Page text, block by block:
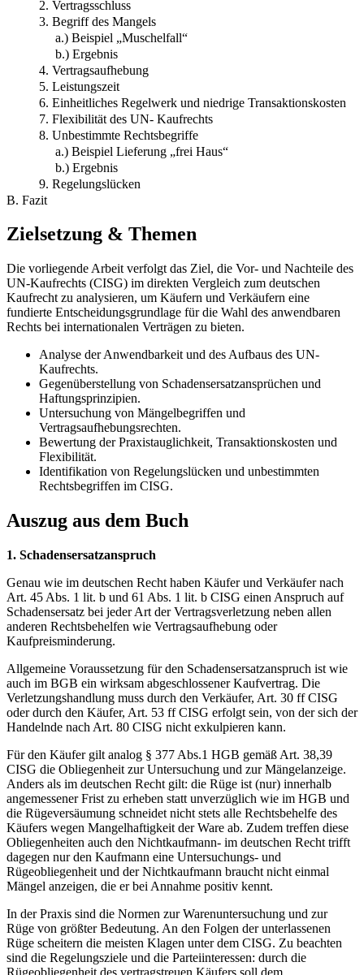
2. Vertragsschluss
3. Begriff des Mangels
a.) Beispiel „Muschelfall“
b.) Ergebnis
4. Vertragsaufhebung
5. Leistungszeit
6. Einheitliches Regelwerk und niedrige Transaktionskosten
7. Flexibilität des UN- Kaufrechts
8. Unbestimmte Rechtsbegriffe
a.) Beispiel Lieferung „frei Haus“
b.) Ergebnis
9. Regelungslücken
B. Fazit
Zielsetzung & Themen
Die vorliegende Arbeit verfolgt das Ziel, die Vor- und Nachteile des
UN-Kaufrechts (CISG) im direkten Vergleich zum deutschen
Kaufrecht zu analysieren, um Käufern und Verkäufern eine
fundierte Entscheidungsgrundlage für die Wahl des anwendbaren
Rechts bei internationalen Verträgen zu bieten.
Analyse der Anwendbarkeit und des Aufbaus des UN-
Kaufrechts.
Gegenüberstellung von Schadensersatzansprüchen und
Haftungsprinzipien.
Untersuchung von Mängelbegriffen und
Vertragsaufhebungsrechten.
Bewertung der Praxistauglichkeit, Transaktionskosten und
Flexibilität.
Identifikation von Regelungslücken und unbestimmten
Rechtsbegriffen im CISG.
Auszug aus dem Buch
1. Schadensersatzanspruch
Genau wie im deutschen Recht haben Käufer und Verkäufer nach
Art. 45 Abs. 1 lit. b und 61 Abs. 1 lit. b CISG einen Anspruch auf
Schadensersatz bei jeder Art der Vertragsverletzung neben allen
anderen Rechtsbehelfen wie Vertragsaufhebung oder
Kaufpreisminderung.
Allgemeine Voraussetzung für den Schadensersatzanspruch ist wie
auch im BGB ein wirksam abgeschlossener Kaufvertrag. Die
Verletzungshandlung muss durch den Verkäufer, Art. 30 ff CISG
oder durch den Käufer, Art. 53 ff CISG erfolgt sein, von der sich der
Handelnde nach Art. 80 CISG nicht exkulpieren kann.
Für den Käufer gilt analog § 377 Abs.1 HGB gemäß Art. 38,39
CISG die Obliegenheit zur Untersuchung und zur Mängelanzeige.
Anders als im deutschen Recht gilt: die Rüge ist (nur) innerhalb
angemessener Frist zu erheben statt unverzüglich wie im HGB und
die Rügeversäumung schneidet nicht stets alle Rechtsbehelfe des
Käufers wegen Mangelhaftigkeit der Ware ab. Zudem treffen diese
Obliegenheiten auch den Nichtkaufmann- im deutschen Recht trifft
dagegen nur den Kaufmann eine Untersuchungs- und
Rügeobliegenheit und der Nichtkaufmann braucht nicht einmal
Mängel anzeigen, die er bei Annahme positiv kennt.
In der Praxis sind die Normen zur Warenuntersuchung und zur
Rüge von größter Bedeutung. An den Folgen der unterlassenen
Rüge scheitern die meisten Klagen unter dem CISG. Zu beachten
sind die Regelungsziele und die Parteiinteressen: durch die